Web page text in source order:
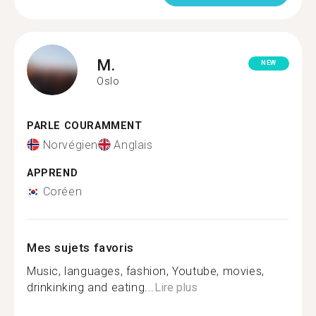
M.
Oslo
NEW
PARLE COURAMMENT
Norvégien Anglais
APPREND
Coréen
Mes sujets favoris
Music, languages, fashion, Youtube, movies,
drinkinking and eating...Lire plus